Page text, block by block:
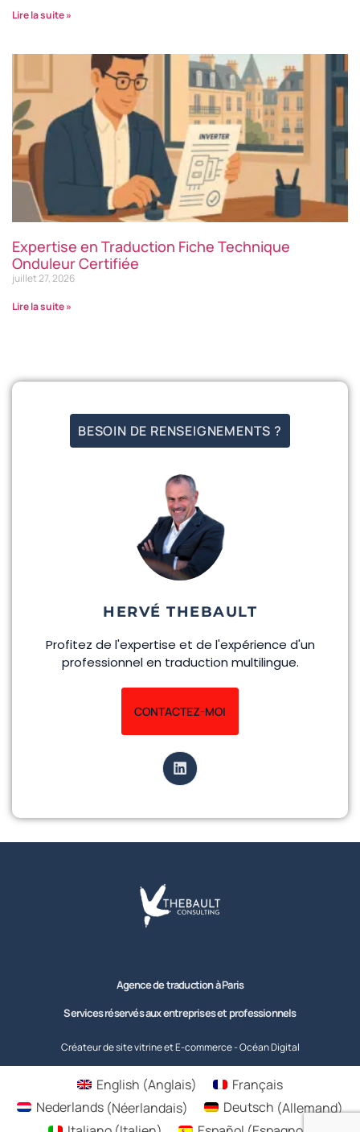
Lire la suite »
Expertise en Traduction Fiche Technique
Onduleur Certifiée
juillet 27, 2026
Lire la suite »
BESOIN DE RENSEIGNEMENTS ?
HERVÉ THEBAULT
Profitez de l'expertise et de l'expérience d'un
professionnel en traduction multilingue.
CONTACTEZ-MOI
Agence de traduction à Paris
Services réservés aux entreprises et professionnels
Créateur de site vitrine et E-commerce - Océan Digital
English (Anglais)
Français
Nederlands (Néerlandais) Deutsch (Allemand)